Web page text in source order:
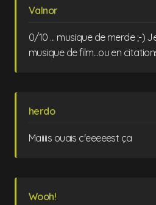
Valnor
0/10 ... musique de merde ;-)
musique de film...ou en
herdo
Maiiiis ouais c'eeeeest ça
Wooh!